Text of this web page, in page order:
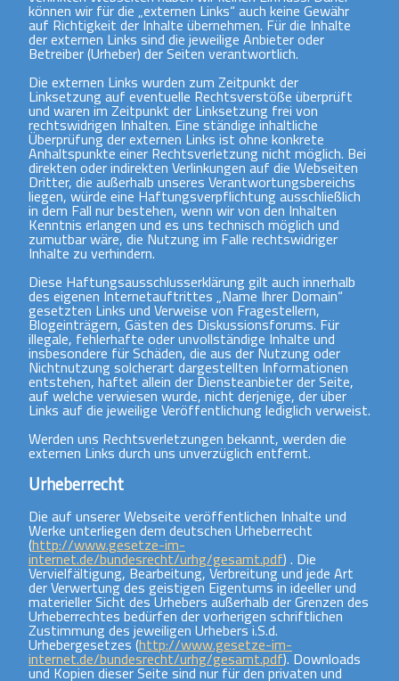
können wir für die „externen Links“ auch keine Gewähr
auf Richtigkeit der Inhalte übernehmen. Für die Inhalte
der externen Links sind die jeweilige Anbieter oder
Betreiber (Urheber) der Seiten verantwortlich.
Die externen Links wurden zum Zeitpunkt der
Linksetzung auf eventuelle Rechtsverstöße überprüft
und waren im Zeitpunkt der Linksetzung frei von
rechtswidrigen Inhalten. Eine ständige inhaltliche
Überprüfung der externen Links ist ohne konkrete
Anhaltspunkte einer Rechtsverletzung nicht möglich. Bei
direkten oder indirekten Verlinkungen auf die Webseiten
Dritter, die außerhalb unseres Verantwortungsbereichs
liegen, würde eine Haftungsverpflichtung ausschließlich
in dem Fall nur bestehen, wenn wir von den Inhalten
Kenntnis erlangen und es uns technisch möglich und
zumutbar wäre, die Nutzung im Falle rechtswidriger
Inhalte zu verhindern.
Diese Haftungsausschlusserklärung gilt auch innerhalb
des eigenen Internetauftrittes „Name Ihrer Domain“
gesetzten Links und Verweise von Fragestellern,
Blogeinträgern, Gästen des Diskussionsforums. Für
illegale, fehlerhafte oder unvollständige Inhalte und
insbesondere für Schäden, die aus der Nutzung oder
Nichtnutzung solcherart dargestellten Informationen
entstehen, haftet allein der Diensteanbieter der Seite,
auf welche verwiesen wurde, nicht derjenige, der über
Links auf die jeweilige Veröffentlichung lediglich verweist.
Werden uns Rechtsverletzungen bekannt, werden die
externen Links durch uns unverzüglich entfernt.
Urheberrecht
Die auf unserer Webseite veröffentlichen Inhalte und
Werke unterliegen dem deutschen Urheberrecht
(http://www.gesetze-im-
internet.de/bundesrecht/urhg/gesamt.pdf) . Die
Vervielfältigung, Bearbeitung, Verbreitung und jede Art
der Verwertung des geistigen Eigentums in ideeller und
materieller Sicht des Urhebers außerhalb der Grenzen des
Urheberrechtes bedürfen der vorherigen schriftlichen
Zustimmung des jeweiligen Urhebers i.S.d.
Urhebergesetzes (http://www.gesetze-im-
internet.de/bundesrecht/urhg/gesamt.pdf). Downloads
und Kopien dieser Seite sind nur für den privaten und